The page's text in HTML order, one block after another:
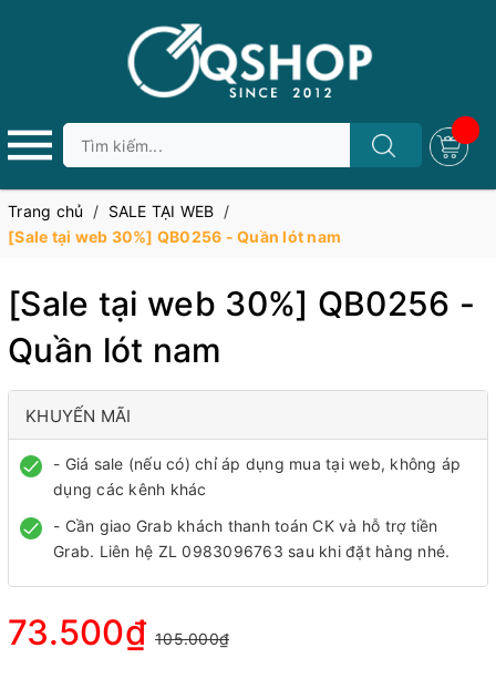
Trang chủ / SALE TẠI WEB /
[Sale tại web 30%] QB0256 - Quần lót nam
[Sale tại web 30%] QB0256 -
Quần lót nam
KHUYẾN MÃI
- Giá sale (nếu có) chỉ áp dụng mua tại web, không áp
dụng các kênh khác
- Cần giao Grab khách thanh toán CK và hỗ trợ tiền
Grab. Liên hệ ZL 0983096763 sau khi đặt hàng nhé.
73.500₫ 105.000₫